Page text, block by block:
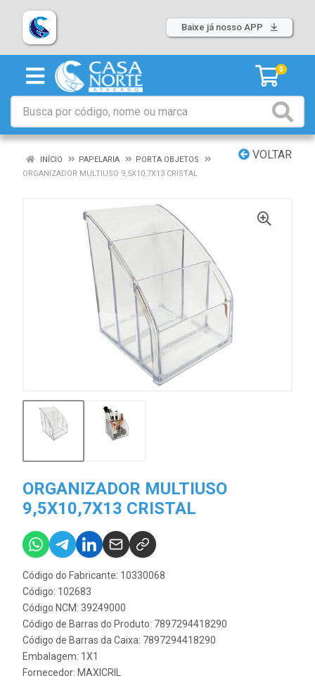
Baixe já nosso APP
0
VOLTAR
INÍCIO PAPELARIA
PORTA OBJETOS
ORGANIZADOR MULTIUSO 9,5X10,7X13 CRISTAL
ORGANIZADOR MULTIUSO
9,5X10,7X13 CRISTAL
Código do Fabricante: 10330068
Código: 102683
Código NCM: 39249000
Código de Barras do Produto: 7897294418290
Código de Barras da Caixa: 7897294418290
Embalagem: 1X1
Fornecedor: MAXICRIL